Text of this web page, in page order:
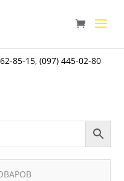
85-15,(097) 445-02-80